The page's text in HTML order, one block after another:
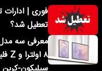
تعطیل شد؟